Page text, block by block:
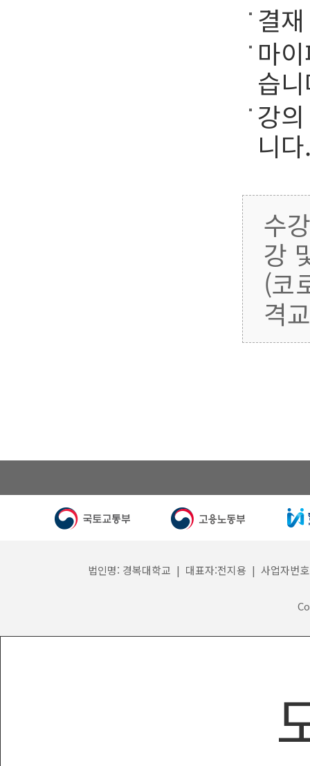
결
마
습
강
니
수
강
(코
격
법인명: 경복대학교 | 대표자:전지용 | 사업자번